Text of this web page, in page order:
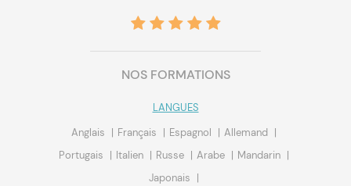
NOS FORMATIONS
LANGUES
Anglais
Français Espagnol
Allemand
Portugais
Italien Russe Arabe
Mandarin
Japonais